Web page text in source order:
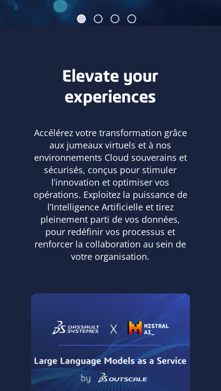
Elevate your
experiences
Accélérez votre transformation grâce
aux jumeaux virtuels et à nos
environnements Cloud souverains et
sécurisés, conçus pour stimuler
l’innovation et optimiser vos
opérations. Exploitez la puissance de
l’Intelligence Artificielle et tirez
pleinement parti de vos données,
pour redéfinir vos processus et
renforcer la collaboration au sein de
votre organisation.